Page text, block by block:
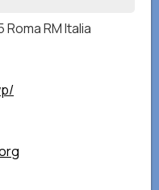
Roma RM Italia